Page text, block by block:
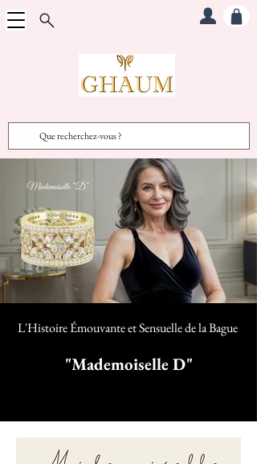
L'Histoire Émouvante et Sensuelle de la Bague
"Mademoiselle D"